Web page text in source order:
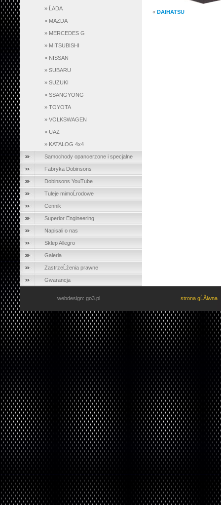
» ĹADA
» MAZDA
» MERCEDES G
» MITSUBISHI
» NISSAN
» SUBARU
» SUZUKI
» SSANGYONG
» TOYOTA
» VOLKSWAGEN
» UAZ
» KATALOG 4x4
Samochody opancerzone i specjalne
Fabryka Dobinsons
Dobinsons YouTube
Tuleje mimoĹrodowe
Cennik
Superior Engineering
Napisali o nas
Sklep Allegro
Galeria
ZastrzeĹźenia prawne
Gwarancja
« DAIHATSU
webdesign: go3.pl strona gĹĂłwna